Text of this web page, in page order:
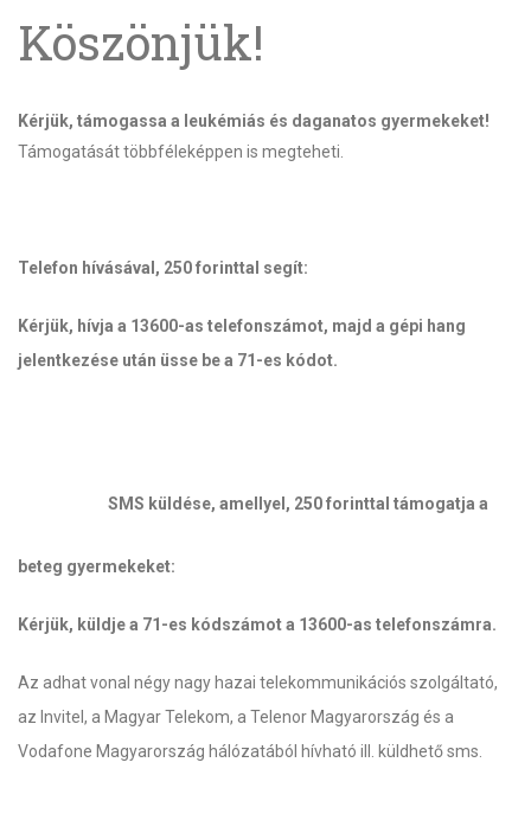
Köszönjük!
Kérjük, támogassa a leukémiás és daganatos gyermekeket!
Támogatását többféleképpen is megteheti.
Telefon hívásával, 250 forinttal segít:
Kérjük, hívja a 13600-as telefonszámot, majd a gépi hang
jelentkezése után üsse be a 71-es kódot.
SMS küldése, amellyel, 250 forinttal támogatja a
beteg gyermekeket:
Kérjük, küldje a 71-es kódszámot a 13600-as telefonszámra.
Az adhat vonal négy nagy hazai telekommunikációs szolgáltató,
az Invitel, a Magyar Telekom, a Telenor Magyarország és a
Vodafone Magyarország hálózatából hívható ill. küldhető sms.